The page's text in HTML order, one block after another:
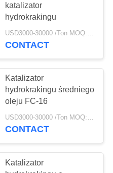
katalizator
hydrokrakingu
CONTACT
Katalizator
hydrokrakingu średniego
oleju FC-16
USD3000-30000 /Ton MOQ:1 KG
CONTACT
Katalizator